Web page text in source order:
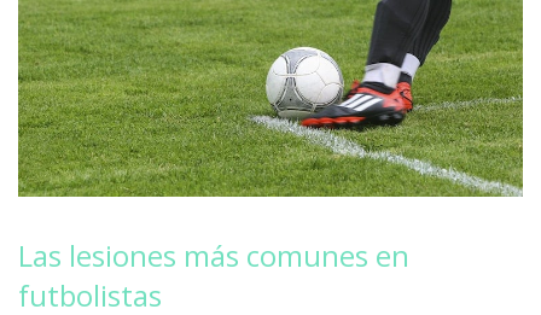
Las lesiones más comunes en
futbolistas